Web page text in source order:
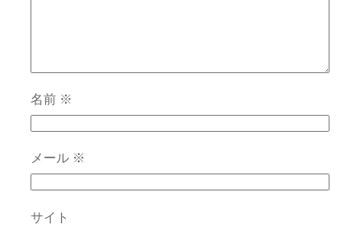
名前 ※
メール ※
サイト